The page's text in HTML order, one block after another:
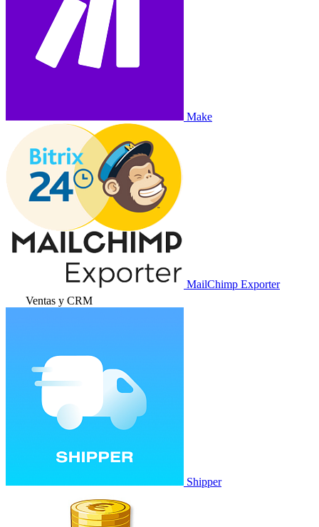
Make
MailChimp Exporter
Ventas y CRM
Shipper